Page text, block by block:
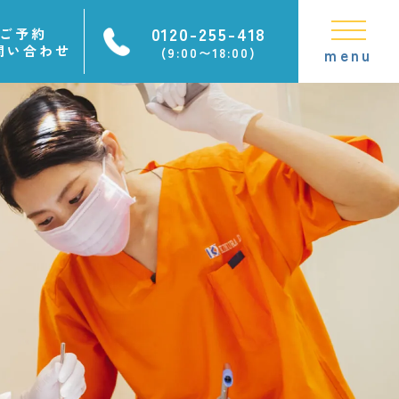
ご予約
い合わせ
0120-255-418
(9:00〜18:00) menu